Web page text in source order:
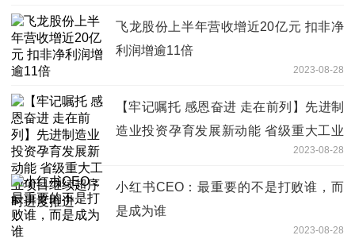
飞龙股份上半年营收增近20亿元 扣非净
利润增逾11倍
2023-08-28
【牢记嘱托 感恩奋进 走在前列】先进制
造业投资孕育发展新动能 省级重大工业
2023-08-28
小红书CEO：最重要的不是打败谁，而
是成为谁
2023-08-28